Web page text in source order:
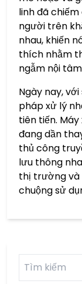
linh đã
người trên
nhau, khiến
thích nhằm
ngẫm nội
Ngày nay,
pháp xử lý
tiên tiến.
đang dần
thủ công
lưu thông
thị trường và
chuộng sử